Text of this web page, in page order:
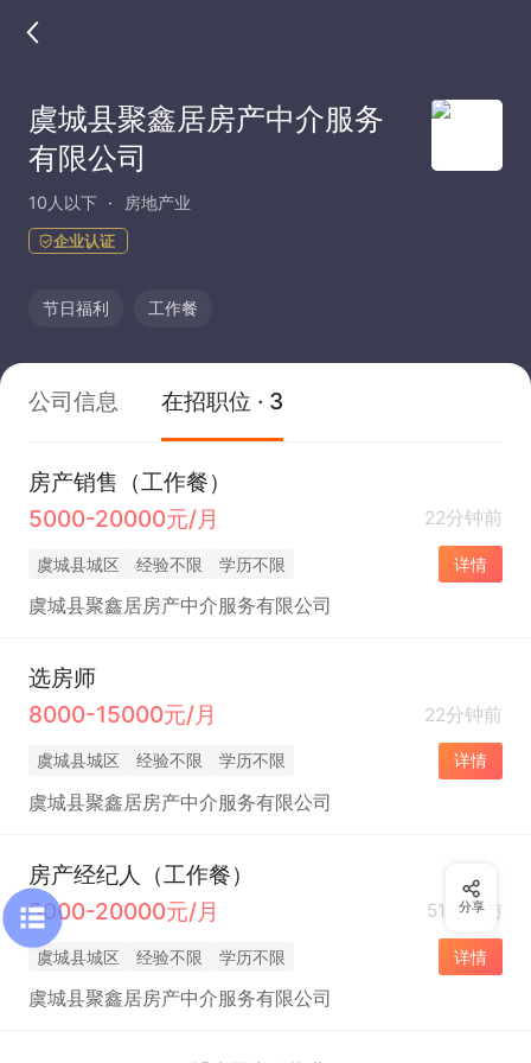
虞城县聚鑫居房产中介服务
有限公司
10人以下 房地产业
企业认证
节日福利 工作餐
公司信息 在招职位 · 3
房产销售（工作餐）
5000-20000元/月
22分钟前
虞城县城区 经验不限 学历不限 详情
虞城县聚鑫居房产中介服务有限公司
选房师
8000-15000元/月
22分钟前
虞城县城区 经验不限 学历不限 详情
虞城县聚鑫居房产中介服务有限公司
房产经纪人（工作餐）
5000-20000元/月
51分钟前
虞城县城区 经验不限 学历不限 详情
虞城县聚鑫居房产中介服务有限公司
分享